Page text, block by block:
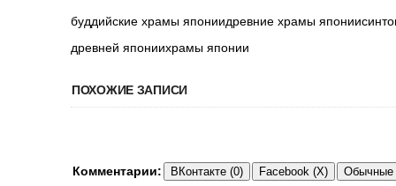
буддийские храмы япониидревние храмы
древней япониихрамы японии
ПОХОЖИЕ ЗАПИСИ
Комментарии: ВКонтакте (0) Facebook (X) Обычные